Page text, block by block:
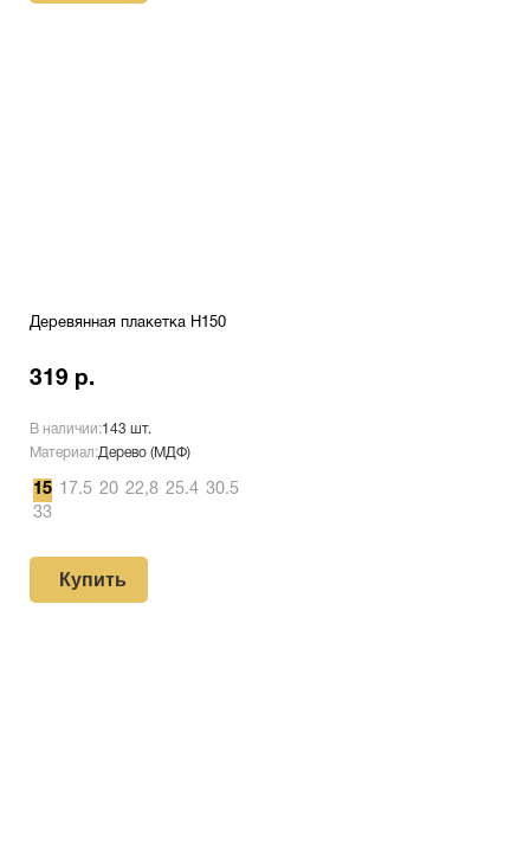
Деревянная плакетка H150
319 р.
В наличии:143 шт.
Материал:Дерево (МДФ)
15 17.5 20 22,8 25.4 30.5
33
Купить